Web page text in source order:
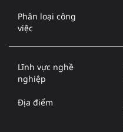
Phân loại công
việc
Lĩnh vực nghề
nghiệp
Địa điểm